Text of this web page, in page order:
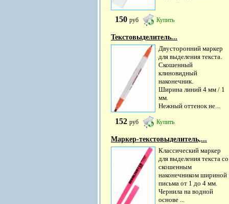
150 руб Купить
Текстовыделитель...
Двусторонний маркер
для выделения текста.
Скошенный
клиновидный
наконечник.
Ширина линий 4 мм / 1
мм.
Нежный оттенок не...
152 руб Купить
Маркер-текстовыделитель,...
Классический маркер
для выделения текста со
скошенным
наконечником шириной
письма от 1 до 4 мм.
Чернила на водной
основе ...